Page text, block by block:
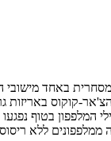
באחד מישובי
קוקוס
בטוף נפגעו
ללא